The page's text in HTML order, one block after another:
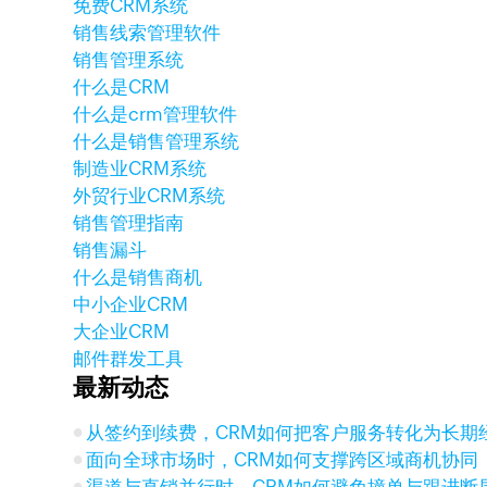
免费CRM系统
销售线索管理软件
销售管理系统
什么是CRM
什么是crm管理软件
什么是销售管理系统
制造业CRM系统
外贸行业CRM系统
销售管理指南
销售漏斗
什么是销售商机
中小企业CRM
大企业CRM
邮件群发工具
最新动态
从签约到续费，CRM如何把客户服务转化为长期
面向全球市场时，CRM如何支撑跨区域商机协同